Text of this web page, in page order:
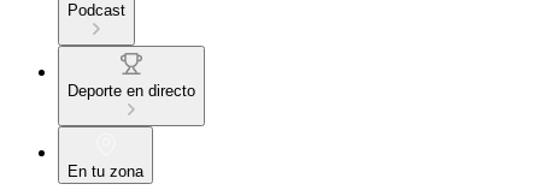
Podcast
Deporte en directo
En tu zona